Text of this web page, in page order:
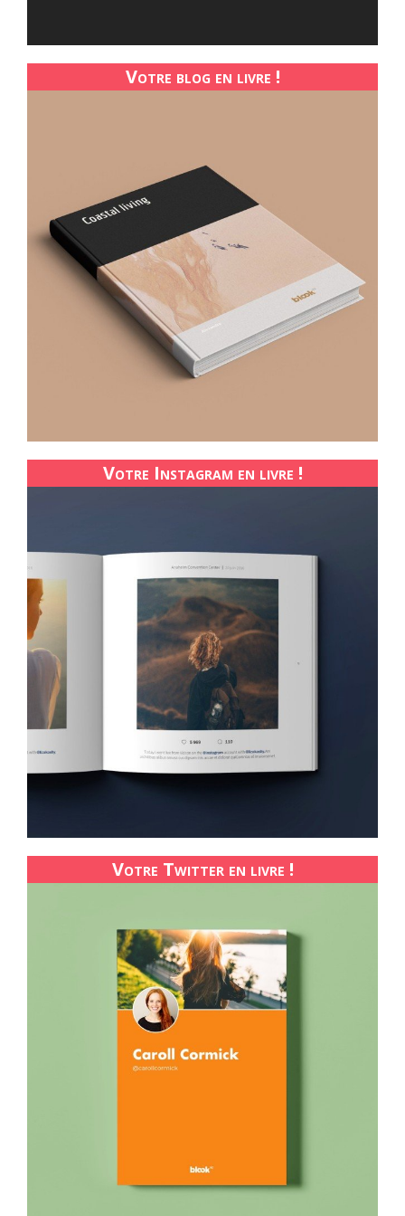
–
Votre blog en livre !
Votre Instagram en livre !
Votre Twitter en livre !